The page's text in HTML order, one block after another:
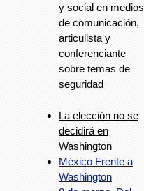
y social en medios
de comunicación,
articulista y
conferenciante
sobre temas de
seguridad
La elección no se
decidirá en
Washington
México Frente a
Washington